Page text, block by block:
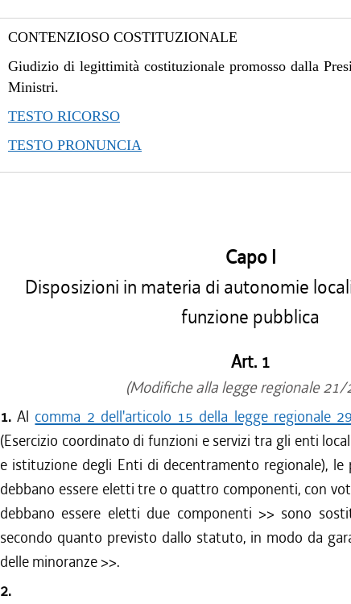
CONTENZIOSO COSTITUZIONALE
Giudizio di legittimità costituzionale promosso dalla
Ministri.
TESTO RICORSO
TESTO PRONUNCIA
Capo I
Disposizioni in materia di autonomie
funzione pubblica
Art. 1
(Modifiche alla legge regionale 21/
1.Al comma 2 dell'articolo 15 della legge regionale
(Esercizio coordinato di funzioni e servizi tra gli enti
e istituzione degli Enti di decentramento regionale), le
debbano essere eletti tre o quattro componenti, con
debbano essere eletti due componenti >> sono
secondo quanto previsto dallo statuto, in modo da
delle minoranze>>.
2.